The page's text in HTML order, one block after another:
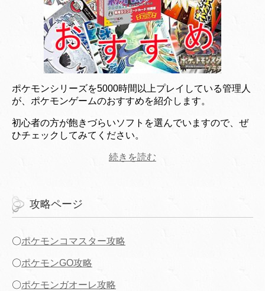
ポケモンシリーズを5000時間以上プレイしている管理人
が、ポケモンゲームのおすすめを紹介します。
初心者の方が飽きづらいソフトを選んでいますので、ぜ
ひチェックしてみてください。
続きを読む
攻略ページ
〇ポケモンコマスター攻略
〇ポケモンGO攻略
〇ポケモンガオーレ攻略